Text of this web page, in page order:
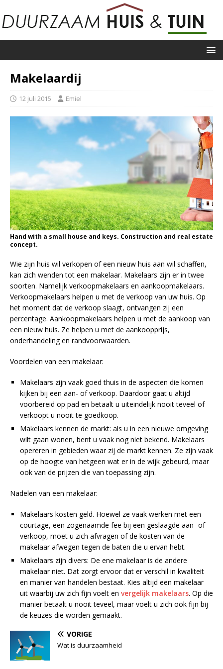
Makelaardij
12 juli 2015 Emiel
Hand with a small house and keys. Construction and real estate
concept.
Wie zijn huis wil verkopen of een nieuw huis aan wil schaffen,
kan zich wenden tot een makelaar. Makelaars zijn er in twee
soorten. Namelijk verkoopmakelaars en aankoopmakelaars.
Verkoopmakelaars helpen u met de verkoop van uw huis. Op
het moment dat de verkoop slaagt, ontvangen zij een
percentage. Aankoopmakelaars helpen u met de aankoop van
een nieuw huis. Ze helpen u met de aankoopprijs,
onderhandeling en randvoorwaarden.
Voordelen van een makelaar:
Makelaars zijn vaak goed thuis in de aspecten die komen
kijken bij een aan- of verkoop. Daardoor gaat u altijd
voorbereid op pad en betaalt u uiteindelijk nooit teveel of
verkoopt u nooit te goedkoop.
Makelaars kennen de markt: als u in een nieuwe omgeving
wilt gaan wonen, bent u vaak nog niet bekend. Makelaars
opereren in gebieden waar zij de markt kennen. Ze zijn vaak
op de hoogte van hetgeen wat er in de wijk gebeurd, maar
ook van de prijzen die van toepassing zijn.
Nadelen van een makelaar:
Makelaars kosten geld. Hoewel ze vaak werken met een
courtage, een zogenaamde fee bij een geslaagde aan- of
verkoop, moet u zich afvragen of de kosten van de
makelaar afwegen tegen de baten die u ervan hebt.
Makelaars zijn divers: De ene makelaar is de andere
makelaar niet. Dat zorgt ervoor dat er verschil in kwaliteit
en manier van handelen bestaat. Kies altijd een makelaar
uit waarbij uw zich fijn voelt en vergelijk makelaars. Op die
manier betaalt u nooit teveel, maar voelt u zich ook fijn bij
de keuzes die worden gemaakt.
VORIGE
Wat is duurzaamheid